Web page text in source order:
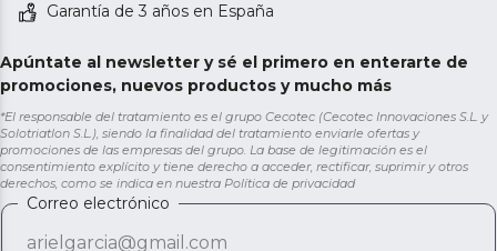
Garantía de 3 años en España
Apúntate al newsletter y sé el primero en enterarte de
promociones, nuevos productos y mucho más
*El responsable del tratamiento es el grupo Cecotec (Cecotec Innovaciones S.L. y
Solotriatlon S.L.), siendo la finalidad del tratamiento enviarle ofertas y
promociones de las empresas del grupo. La base de legitimación es el
consentimiento explícito y tiene derecho a acceder, rectificar, suprimir y otros
derechos, como se indica en nuestra Política de privacidad
Correo electrónico